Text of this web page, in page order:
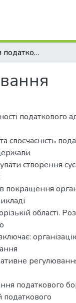
Окремі аспекти податкового адміністрування
податкового
створення
покращення
області.
податкового
податкового